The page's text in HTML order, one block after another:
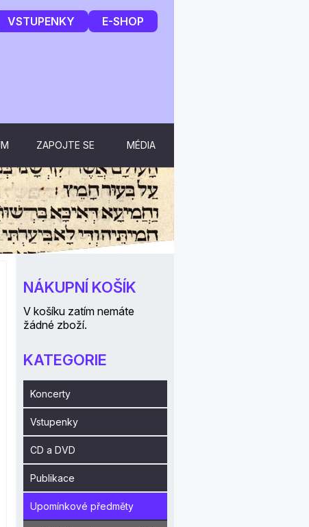
VSTUPENKY E-SHOP
ZAPOJTE SE MÉDIA
NÁKUPNÍ KOŠÍK
V košíku zatím nemáte
žádné zboží.
KATEGORIE
Koncerty
Vstupenky
CD a DVD
Publikace
Upomínkové předměty